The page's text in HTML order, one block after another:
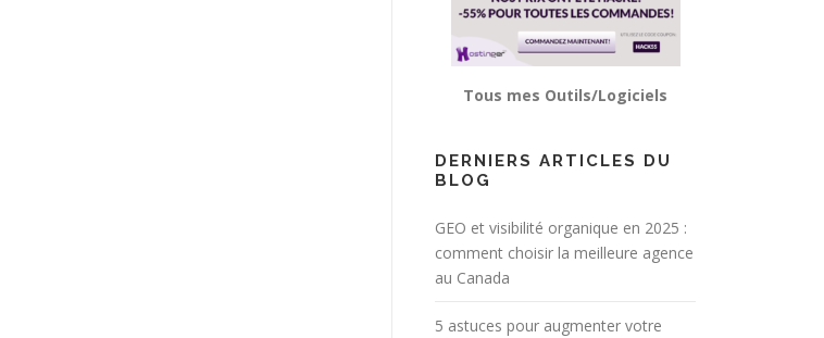
Tous mes Outils/Logiciels
DERNIERS ARTICLES DU
BLOG
GEO et visibilité organique en 2025 :
comment choisir la meilleure agence
au Canada
5 astuces pour augmenter votre